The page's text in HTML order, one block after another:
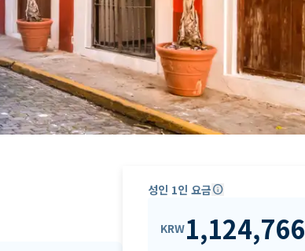
성인 1인 요금info
KRW1,124,766